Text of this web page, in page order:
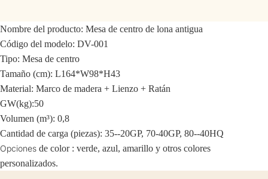
Nombre del producto: Mesa de centro de lona antigua
Código del modelo: DV-001
Tipo: Mesa de centro
Tamaño (cm): L164*W98*H43
Material: Marco de madera + Lienzo + Ratán
GW(kg):50
Volumen (m³): 0,8
Cantidad de carga (piezas): 35--20GP, 70-40GP, 80--40HQ
Opciones de color : verde, azul, amarillo y otros colores
personalizados.